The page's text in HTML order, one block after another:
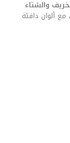
والشتاء
مع ألوان دافئة